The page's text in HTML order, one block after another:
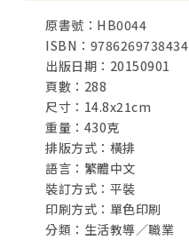
原書號：HB0044
ISBN：9786269738434
出版日期：20150901
頁數：288
尺寸：14.8x21cm
重量：430克
排版方式：橫排
語言：繁體中文
裝訂方式：平裝
印刷方式：單色印刷
分類：生活教導／職業